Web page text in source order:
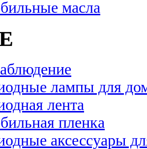
масла
лампы для
лента
пленка
аксессуары